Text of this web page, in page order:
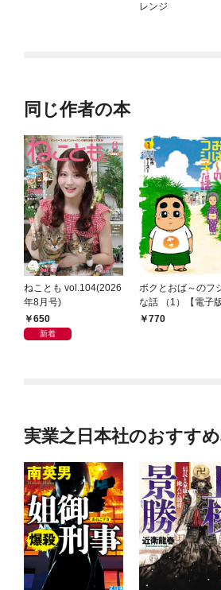
レンジ
同じ作者の本
ねことも vol.104(2026
年8月号)
650
新着
ボクとおば～のフ
な話 （1）【電子版
典付き】
770
実業之日本社のおすす